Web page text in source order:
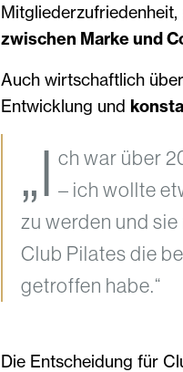
zwischen Marke und
Auch wirtschaftlich
Entwicklung und
„I ch war über
– ich wollte
zu werden und
Club Pilates die
getroffen habe.“
Die Entscheidung für